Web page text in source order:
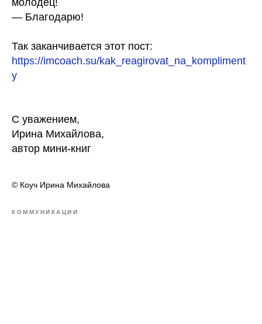
молодец!
— Благодарю!
Так заканчивается этот пост:
https://imcoach.su/kak_reagirovat_na_kompliment
y
С уважением,
Ирина Михайлова,
автор мини-книг
© Коуч Ирина Михайлова
КОММУНИКАЦИИ